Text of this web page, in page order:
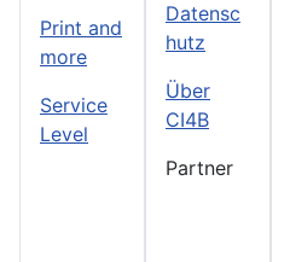
Print and
more
Service
Level
Datensc
hutz
Über
CI4B
Partner